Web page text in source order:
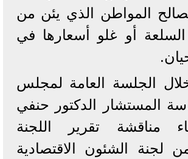
لصالح المواطن الذي يئن من
أو غلو أسعارها في
الجلسة العامة لمجلس
المستشار الدكتور حنفي
مناقشة تقرير اللجنة
لجنة الشئون الاقتصادية